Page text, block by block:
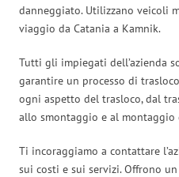
danneggiato. Utilizzano veicoli
viaggio da Catania a Kamnik.
Tutti gli impiegati dell’azienda
garantire un processo di
ogni aspetto del trasloco, dal
allo smontaggio e al
Ti incoraggiamo a contattare
sui costi e sui servizi. Offrono